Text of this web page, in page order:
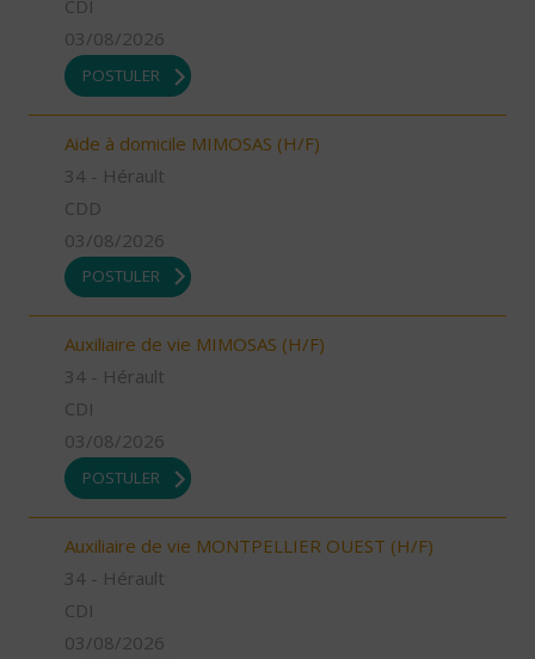
CDI
03/08/2026
POSTULER
Aide à domicile MIMOSAS (H/F)
34 - Hérault
CDD
03/08/2026
POSTULER
Auxiliaire de vie MIMOSAS (H/F)
34 - Hérault
CDI
03/08/2026
POSTULER
Auxiliaire de vie MONTPELLIER OUEST (H/F)
34 - Hérault
CDI
03/08/2026